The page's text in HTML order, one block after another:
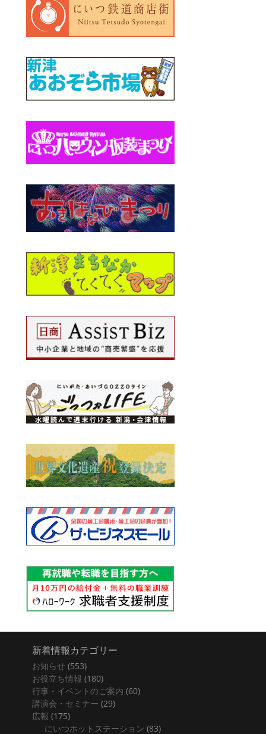
新着情報カテゴリー
お知らせ (553)
お役立ち情報 (180)
行事・イベントのご案内 (60)
講演会・セミナー (29)
広報 (175)
にいつホットステーション (83)